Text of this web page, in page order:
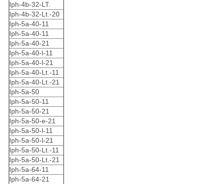
Iph-4b-32-LT.
Iph-4b-32-Lt.-20
Iph-5a-40-11
Iph-5a-40-11
Iph-5a-40-21
Iph-5a-40-l-11
Iph-5a-40-l-21
Iph-5a-40-Lt.-11
Iph-5a-40-Lt.-21
Iph-5a-50
Iph-5a-50-11
Iph-5a-50-21
Iph-5a-50-e-21
Iph-5a-50-l-11
Iph-5a-50-l-21
Iph-5a-50-Lt.-11
Iph-5a-50-Lt.-21
Iph-5a-64-11
Iph-5a-64-21